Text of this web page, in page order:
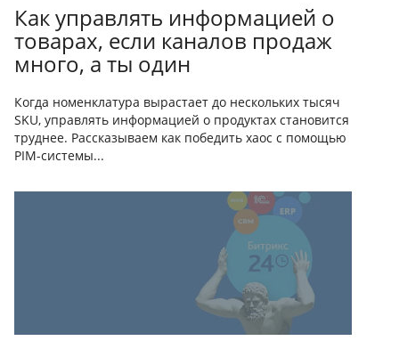
Как управлять информацией о
товарах, если каналов продаж
много, а ты один
Когда номенклатура вырастает до нескольких тысяч
SKU, управлять информацией о продуктах становится
труднее. Рассказываем как победить хаос с помощью
PIM-системы...